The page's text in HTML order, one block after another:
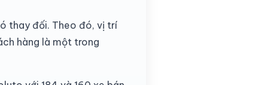
thay đối. Theo đó, vị trí
hàng là một trong